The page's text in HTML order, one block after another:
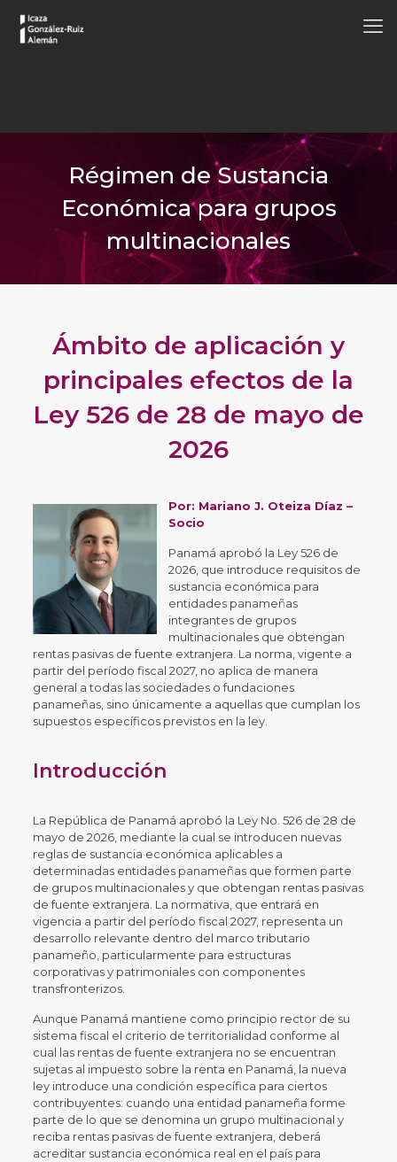
Régimen de Sustancia
Económica para grupos
multinacionales
Ámbito de aplicación y
principales efectos de la
Ley 526 de 28 de mayo de
2026
Por: Mariano J. Oteiza Díaz –
Socio
Panamá aprobó la Ley 526 de
2026, que introduce requisitos de
sustancia económica para
entidades panameñas
integrantes de grupos
multinacionales que obtengan
rentas pasivas de fuente extranjera. La norma, vigente a
partir del período fiscal 2027, no aplica de manera
general a todas las sociedades o fundaciones
panameñas, sino únicamente a aquellas que cumplan los
supuestos específicos previstos en la ley.
Introducción
La República de Panamá aprobó la Ley No. 526 de 28 de
mayo de 2026, mediante la cual se introducen nuevas
reglas de sustancia económica aplicables a
determinadas entidades panameñas que formen parte
de grupos multinacionales y que obtengan rentas pasivas
de fuente extranjera. La normativa, que entrará en
vigencia a partir del período fiscal 2027, representa un
desarrollo relevante dentro del marco tributario
panameño, particularmente para estructuras
corporativas y patrimoniales con componentes
transfronterizos.
Aunque Panamá mantiene como principio rector de su
sistema fiscal el criterio de territorialidad conforme al
cual las rentas de fuente extranjera no se encuentran
sujetas al impuesto sobre la renta en Panamá, la nueva
ley introduce una condición específica para ciertos
contribuyentes: cuando una entidad panameña forme
parte de lo que se denomina un grupo multinacional y
reciba rentas pasivas de fuente extranjera, deberá
acreditar sustancia económica real en el país para